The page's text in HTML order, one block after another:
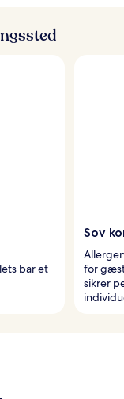
bar et
Sov
for
sikrer